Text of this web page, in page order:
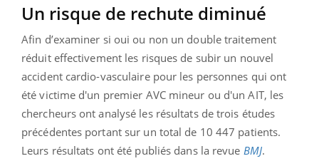
Un risque de rechute diminué
Afin d’examiner si oui ou non un double traitement
réduit effectivement les risques de subir un nouvel
accident cardio-vasculaire pour les personnes qui ont
été victime d'un premier AVC mineur ou d'un AIT, les
chercheurs ont analysé les résultats de trois études
précédentes portant sur un total de 10 447 patients.
Leurs résultats ont été publiés dans la revue BMJ.